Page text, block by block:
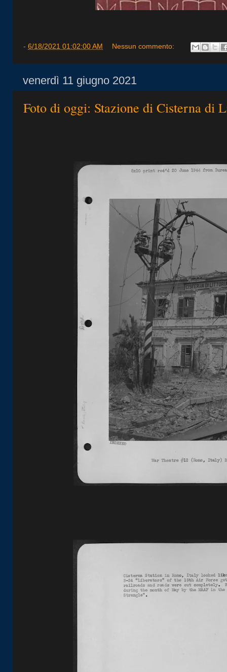
- 6/18/2021 01:02:00 AM Nessun commento:
venerdì 11 giugno 2021
Foto di oggi: Stazione di Cisterna di